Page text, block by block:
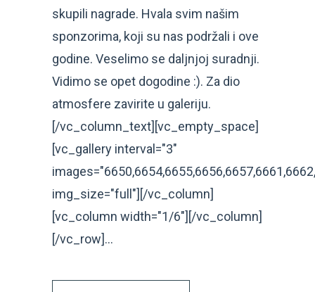
skupili nagrade. Hvala svim našim
sponzorima, koji su nas podržali i ove
godine. Veselimo se daljnjoj suradnji.
Vidimo se opet dogodine :). Za dio
atmosfere zavirite u galeriju.
[/vc_column_text][vc_empty_space]
[vc_gallery interval="3"
img_size="full"][/vc_column]
[vc_column width="1/6"][/vc_column]
[/vc_row]...